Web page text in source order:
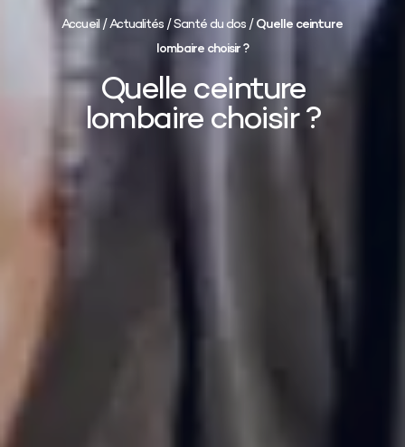
Accueil/Actualités/Santé du dos/Quelle ceinture
lombaire choisir ?
Quelle ceinture
lombaire choisir ?